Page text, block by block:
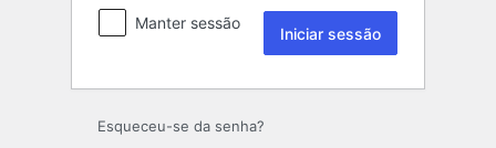
Manter sessão
Esqueceu-se da senha?